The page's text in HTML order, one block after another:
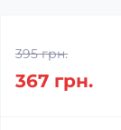
395 грн.
367 грн.